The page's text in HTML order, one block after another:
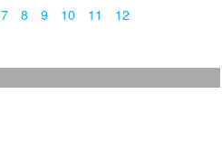
7 8 9 10 11
12